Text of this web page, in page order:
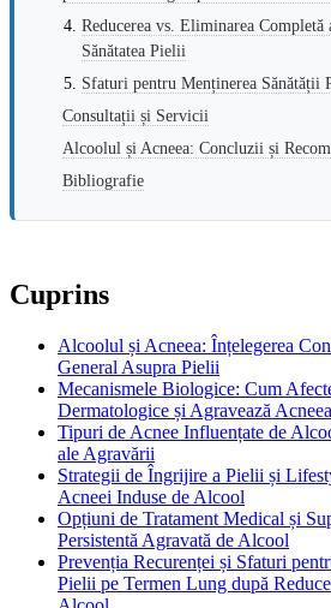
Reducerea vs. Eliminarea
Sănătatea Pielii
Sfaturi pentru Menținerea Sănătății
Consultații și Servicii
Alcoolul și Acneea: Concluzii și
Bibliografie
Cuprins
Alcoolul și Acneea: Înțelegerea
General Asupra Pielii
Mecanismele Biologice: Cum
Dermatologice și Agravează Acneea
Tipuri de Acnee Influențate de
ale Agravării
Strategii de Îngrijire a Pielii și
Acneei Induse de Alcool
Opțiuni de Tratament Medical și
Persistentă Agravată de Alcool
Prevenția Recurenței și Sfaturi
Pielii pe Termen Lung după